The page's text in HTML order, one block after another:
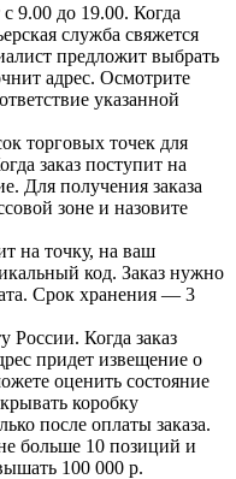
с 9.00 до 19.00. Когда
служба свяжется
предложит выбрать
адрес. Осмотрите
указанной
торговых точек для
заказ поступит на
Для получения заказа
зоне и назовите
на точку, на ваш
код. Заказ нужно
Срок хранения — 3
России. Когда заказ
придет извещение о
оценить состояние
коробку
после оплаты заказа.
больше 10 позиций и
100 000 р.